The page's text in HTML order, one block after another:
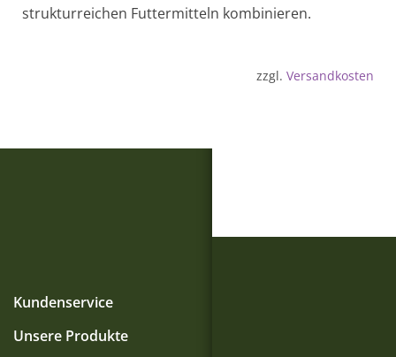
strukturreichen Futtermitteln kombinieren.
zzgl. Versandkosten
Kundenservice
Unsere Produkte